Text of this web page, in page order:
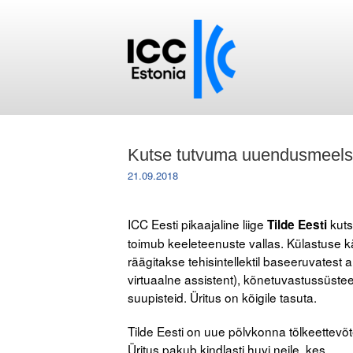
Kutse tutvuma
21.09.2018
ICC Eesti pikaajaline liige Tilde Eesti
toimub keeleteenuste vallas. Külastuse
räägitakse tehisintellektil baseeruvatest
virtuaalne assistent),
suupisteid. Üritus on kõigile tasuta.
Tilde Eesti on uue põlvkonna
Üritus pakub kindlasti huvi neile, kes